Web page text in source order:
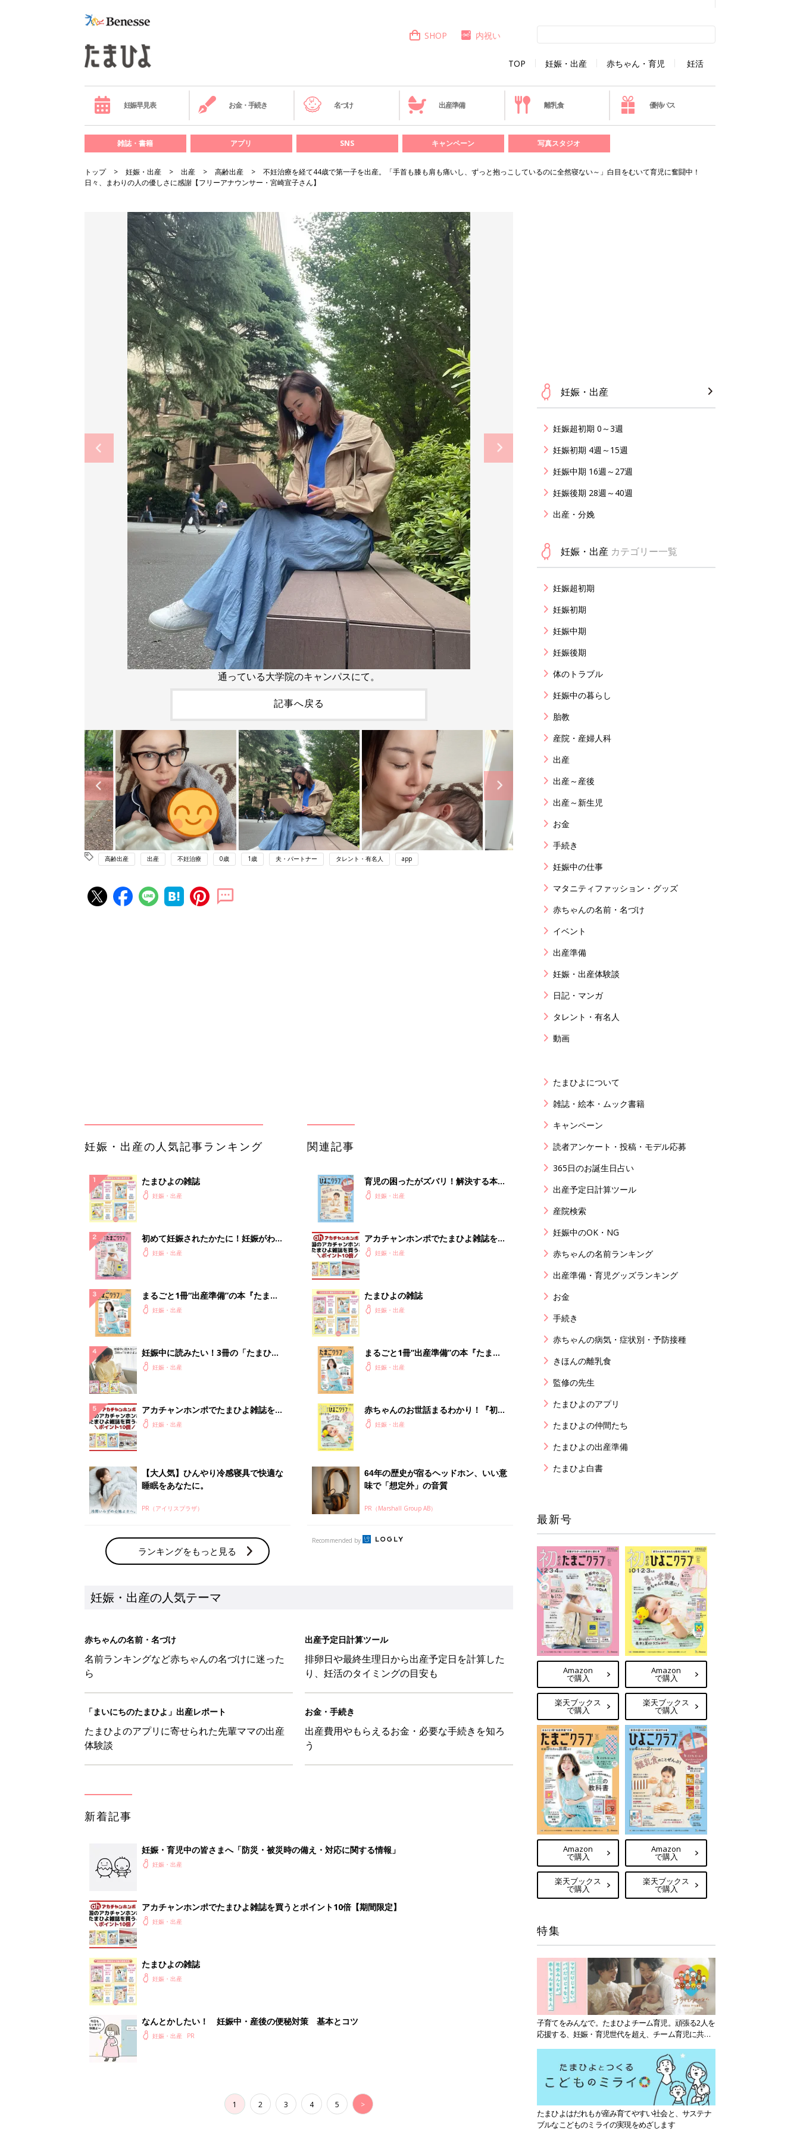
TOP 妊娠・出産 赤ちゃん・育児 妊活
SHOP 内祝い
妊娠早見表 お金・手続き 名づけ 出産準備 離乳食 優待パス
雑誌・書籍 アプリ SNS キャンペーン 写真スタジオ
トップ 妊娠・出産 出産 高齢出産
不妊治療を経て44歳で第一子を出産。「手首も膝も肩も痛いし、ずっと抱っこしているのに全然寝ない～」白目をむいて育児に奮闘中！
日々、まわりの人の優しさに感謝【フリーアナウンサー・宮崎宣子さん】
通っている大学院のキャンパスにて。
記事へ戻る
高齢出産 出産 不妊治療 0歳 1歳 夫・パートナー タレント・有名人 app
夫婦で予習する 出産の教科書
妊娠中に読みたい！3冊の「たまひ
睡眠をあなたに。
PR（アイリスプラザ）
ランキングをもっと見る
夫婦で予習する 出産の教科書
集〉初めての授乳がうまくいく！ お
っぱい・ミルクの基本と夏のトラブル
味で「想定外」の音質
PR（Marshall Group AB）
妊娠・出産の人気テーマ
赤ちゃんの名前・名づけ
ら
出産予定日計算ツール
り、妊活のタイミングの目安も
「まいにちのたまひよ」出産レポート
たまひよのアプリに寄せられた先輩ママの出産
体験談
お金・手続き
出産費用やもらえるお金・必要な手続きを知ろ
妊娠・育児中の皆さまへ「防災・被災時の備え・対応に関する情報」
アカチャンホンポでたまひよ雑誌を買うとポイント10倍【期間限定】
妊娠・出産
たまひよの雑誌
1 2 3 4 5 >
妊娠・出産
妊娠超初期 0～3週
妊娠初期 4週～15週
妊娠中期 16週～27週
妊娠後期 28週～40週
出産・分娩
妊娠・出産 カテゴリー一覧
妊娠超初期
妊娠初期
妊娠中期
妊娠後期
体のトラブル
妊娠中の暮らし
胎教
産院・産婦人科
出産
出産～産後
出産～新生児
お金
手続き
妊娠中の仕事
マタニティファッション・グッズ
赤ちゃんの名前・名づけ
イベント
出産準備
妊娠・出産体験談
日記・マンガ
タレント・有名人
動画
たまひよについて
雑誌・絵本・ムック書籍
キャンペーン
読者アンケート・投稿・モデル応募
365日のお誕生日占い
出産予定日計算ツール
産院検索
妊娠中のOK・NG
赤ちゃんの名前ランキング
出産準備・育児グッズランキング
お金
手続き
赤ちゃんの病気・症状別・予防接種
きほんの離乳食
監修の先生
たまひよのアプリ
たまひよの仲間たち
たまひよの出産準備
たまひよ白書
最新号
Amazon
で購入
楽天ブックス
で購入
Amazon
で購入
楽天ブックス
で購入
Amazon
で購入
楽天ブックス
で購入
Amazon
で購入
楽天ブックス
で購入
特集
子育てをみんなで。たまひよチーム育児。頑張る2人を
応援する、妊娠・育児世代を超え、チーム育児に共感
たまひよはだれもが産み育てやすい社会と、サステナ
ブルなこどものミライの実現をめざします